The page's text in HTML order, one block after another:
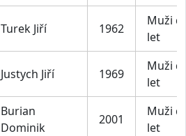
Turek Jiří 1962
Muži
let
Justych Jiří 1969
Muži
let
Burian
Dominik
2001
Muži
let